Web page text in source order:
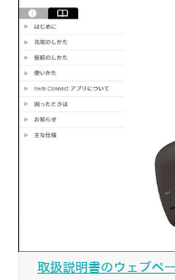
取扱説明書のウェブペ